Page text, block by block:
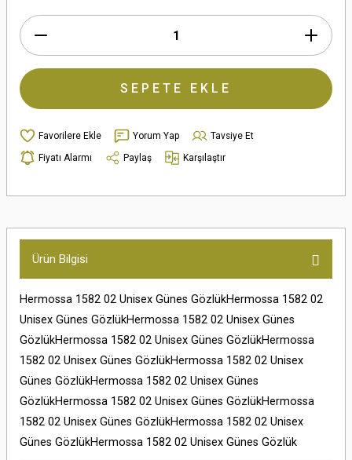
SEPETE EKLE
Yorum Yap
Tavsiye Et
Fiyatı Alarmı
Paylaş Karşılaştır
Ürün Bilgisi
Hermossa 1582 02 Unisex Günes GözlükHermossa 1582 02
Unisex Günes GözlükHermossa 1582 02 Unisex Günes
GözlükHermossa 1582 02 Unisex Günes GözlükHermossa
1582 02 Unisex Günes GözlükHermossa 1582 02 Unisex
Günes GözlükHermossa 1582 02 Unisex Günes
GözlükHermossa 1582 02 Unisex Günes GözlükHermossa
1582 02 Unisex Günes GözlükHermossa 1582 02 Unisex
Günes GözlükHermossa 1582 02 Unisex Günes Gözlük